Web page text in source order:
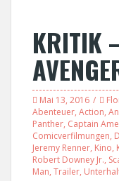
KRITIK
Mai 13, 2016
Abenteuer, Action,
Panther, Captain
Comicverfilmungen,
Jeremy Renner, Kino,
Robert Downey Jr.,
Man, Trailer,